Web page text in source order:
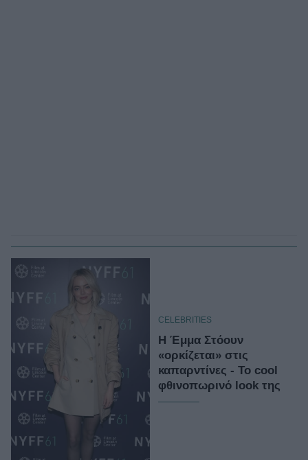
CELEBRITIES
Η Έμμα Στόουν
«ορκίζεται» στις
καπαρντίνες - Το cool
φθινοπωρινό look της